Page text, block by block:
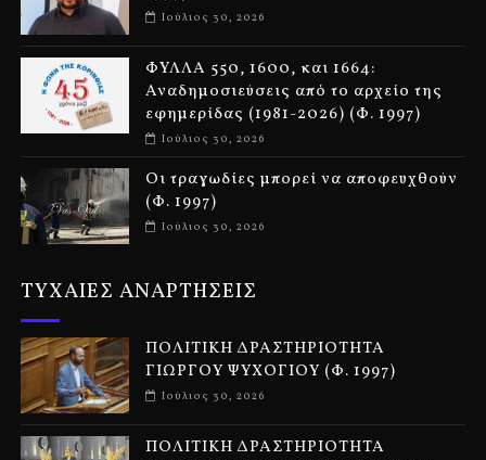
Ιούλιος 30, 2026
ΦΥΛΛΑ 550, 1600, και 1664:
Αναδημοσιεύσεις από το αρχείο της
εφημερίδας (1981-2026) (Φ. 1997)
Ιούλιος 30, 2026
Οι τραγωδίες μπορεί να αποφευχθούν
(Φ. 1997)
Ιούλιος 30, 2026
ΤΥΧΑΙΕΣ ΑΝΑΡΤΗΣΕΙΣ
ΠΟΛΙΤΙΚΗ ΔΡΑΣΤΗΡΙΟΤΗΤΑ
ΓΙΩΡΓΟΥ ΨΥΧΟΓΙΟΥ (Φ. 1997)
Ιούλιος 30, 2026
ΠΟΛΙΤΙΚΗ ΔΡΑΣΤΗΡΙΟΤΗΤΑ